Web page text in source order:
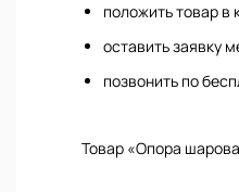
положить товар в
оставить заявку
позвонить по
Товар «Опора